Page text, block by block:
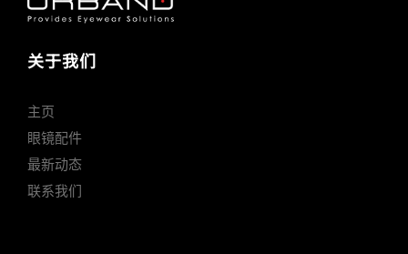
关于我们
主页
眼镜配件
最新动态
联系我们